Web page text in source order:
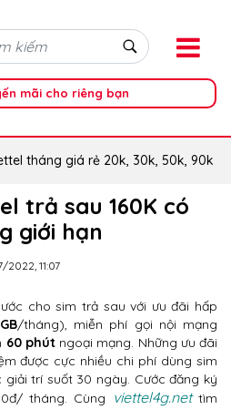
mãi cho riêng bạn
tháng giá rẻ 20k, 30k, 50k, 90k
trả sau 160K có
giới hạn
2022, 11:07
cho sim trả sau với ưu đãi hấp
/tháng), miễn phí gọi nội mạng
60 phútngoại mạng. Những ưu đãi
được cực nhiều chi phí dùng sim
trí suốt 30 ngày. Cước đăng ký
tháng. Cùng
viettel4g.net tìm